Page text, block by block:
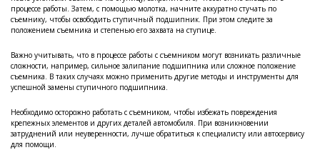
процессе работы. Затем, с помощью молотка, начните аккуратно стучать по
съемнику, чтобы освободить ступичный подшипник. При этом следите за
положением съемника и степенью его захвата на ступице.
Важно учитывать, что в процессе работы с съемником могут возникать различные
сложности, например, сильное залипание подшипника или сложное положение
съемника. В таких случаях можно применить другие методы и инструменты для
успешной замены ступичного подшипника.
Необходимо осторожно работать с съемником, чтобы избежать повреждения
крепежных элементов и других деталей автомобиля. При возникновении
затруднений или неуверенности, лучше обратиться к специалисту или автосервису
для помощи.